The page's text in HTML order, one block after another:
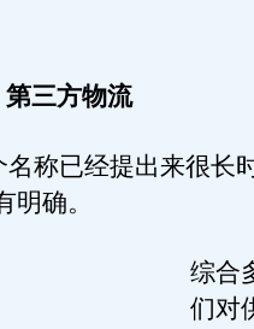
三方物流
称已经提出来很长
确。
综合
们对